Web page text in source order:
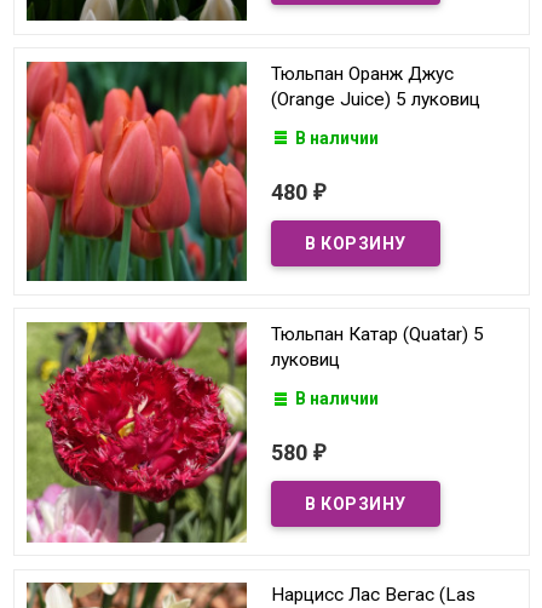
Тюльпан Оранж Джус
(Orange Juice) 5 луковиц
В наличии
480 ₽
Тюльпан Катар (Quatar) 5
луковиц
В наличии
580 ₽
Нарцисс Лас Вегас (Las